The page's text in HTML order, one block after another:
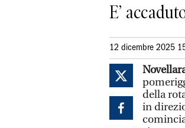
E’
12 dicembre 2025
della
in